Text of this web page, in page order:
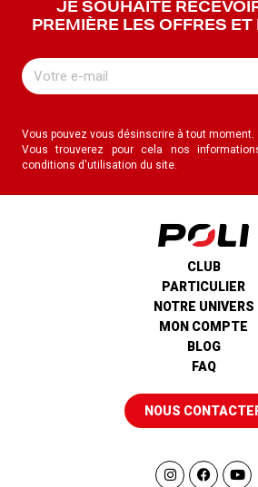
JE SOUHAITE
PREMIÈRE LES OFFRES
Vous pouvez vous désinscrire à tout moment.
Vous trouverez pour cela nos
conditions d'utilisation du site.
CLUB
PARTICULIER
NOTRE UNIVERS
MON COMPTE
BLOG
FAQ
NOUS